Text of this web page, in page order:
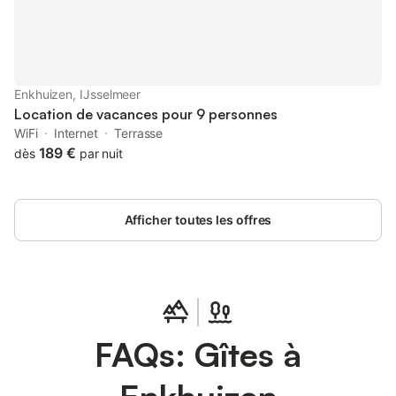
Enkhuizen, IJsselmeer
Location de vacances pour 9 personnes
WiFi Internet
Terrasse
dès 189 € par nuit
Afficher toutes les offres
FAQs: Gîtes à